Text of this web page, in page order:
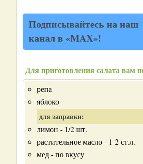
Подписывайтесь на наш
канал в «MAX»!
Для приготовления салата вам
репа
яблоко
для заправки:
лимон - 1/2 шт.
растительное масло - 1-2 ст.л.
мед - по вкусу